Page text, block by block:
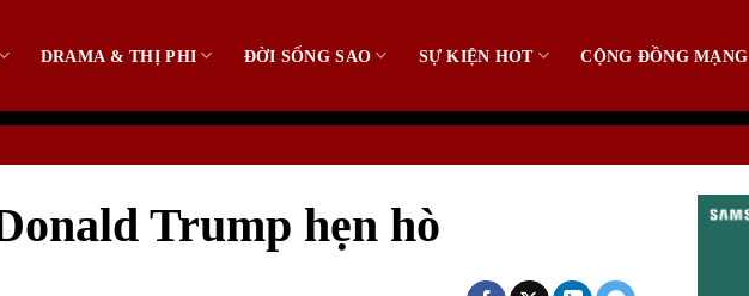
DRAMA & THỊ PHI ĐỜI SỐNG SAO SỰ KIỆN HOT CỘNG ĐỒNG MẠNG
Trump hẹn hò